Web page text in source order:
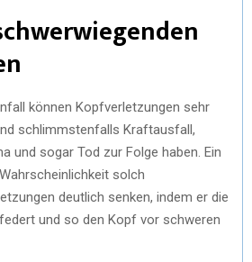
können Kopfverletzungen sehr
schlimmstenfalls Kraftausfall,
und sogar Tod zur Folge haben. Ein
solch
deutlich senken, indem er die
und so den Kopf vor schweren